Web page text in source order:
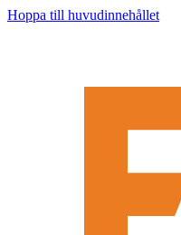
Hoppa till huvudinnehållet